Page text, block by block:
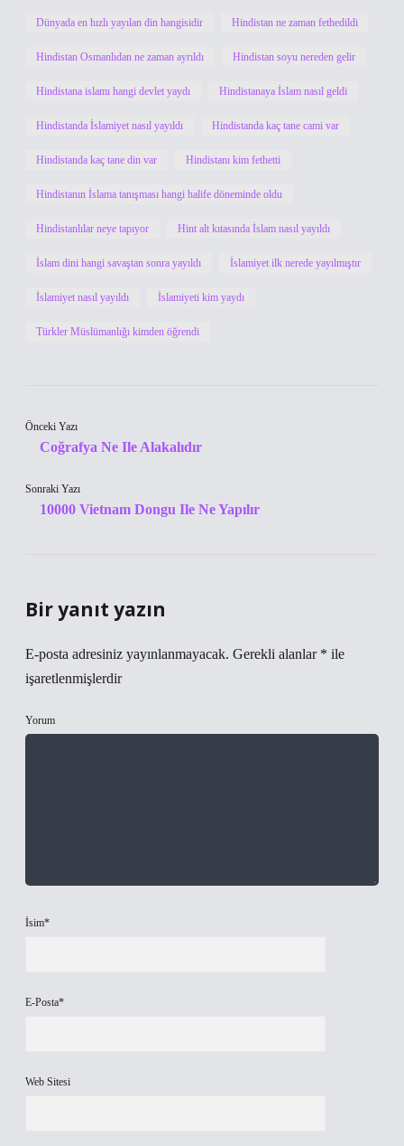
Dünyada en hızlı yayılan din hangisidir Hindistan ne zaman fethedildi
Hindistan Osmanlıdan ne zaman ayrıldı Hindistan soyu nereden gelir
Hindistana islamı hangi devlet yaydı Hindistanaya İslam nasıl geldi
Hindistanda İslamiyet nasıl yayıldı Hindistanda kaç tane cami var
Hindistanda kaç tane din var Hindistanı kim fethetti
Hindistanın İslama tanışması hangi halife döneminde oldu
Hindistanlılar neye tapıyor Hint alt kıtasında İslam nasıl yayıldı
İslam dini hangi savaştan sonra yayıldı İslamiyet ilk nerede yayılmıştır
İslamiyet nasıl yayıldı İslamiyeti kim yaydı
Türkler Müslümanlığı kimden öğrendi
Önceki Yazı
Coğrafya Ne Ile Alakalıdır
Sonraki Yazı
10000 Vietnam Dongu Ile Ne Yapılır
Bir yanıt yazın
E-posta adresiniz yayınlanmayacak. Gerekli alanlar * ile
işaretlenmişlerdir
Yorum
İsim*
E-Posta*
Web Sitesi